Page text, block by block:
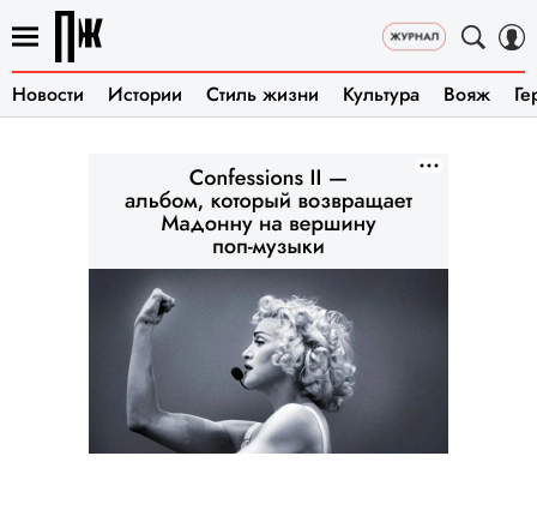
Новости Истории Стиль жизни Культура Вояж